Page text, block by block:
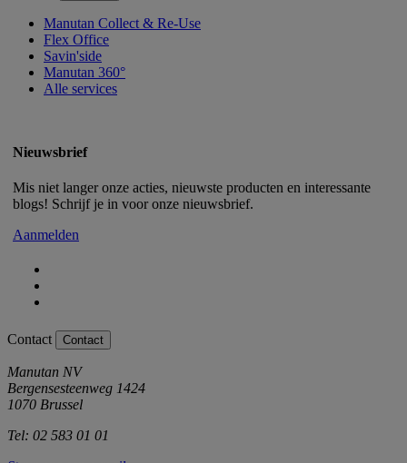
Manutan Collect & Re-Use
Flex Office
Savin'side
Manutan 360°
Alle services
Nieuwsbrief
Mis niet langer onze acties, nieuwste producten en interessante
blogs! Schrijf je in voor onze nieuwsbrief.
Aanmelden
Contact Contact
Manutan NV
Bergensesteenweg 1424
1070 Brussel
Tel: 02 583 01 01